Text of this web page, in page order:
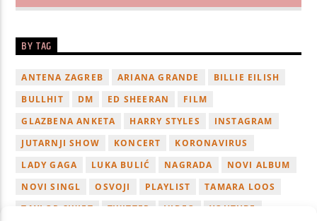
BY TAG
ANTENA ZAGREB ARIANA GRANDE
BILLIE EILISH
BULLHIT
DM ED SHEERAN
FILM
GLAZBENA ANKETA
HARRY STYLES
INSTAGRAM
JUTARNJI SHOW
KONCERT
KORONAVIRUS
LADY GAGA
LUKA BULIĆ NAGRADA
NOVI ALBUM
NOVI SINGL
OSVOJI PLAYLIST
TAMARA LOOS
TAYLOR SWIFT
TWITTER VIDEO YOUTUBE